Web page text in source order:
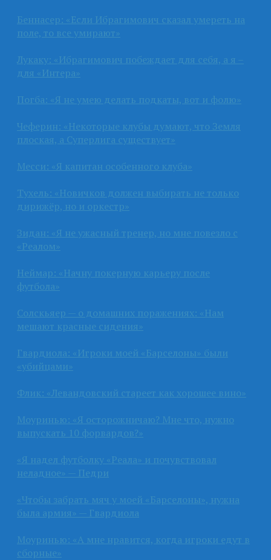
Беннасер: «Если Ибрагимович сказал умереть на
поле, то все умирают»
Лукаку: «Ибрагимович побеждает для себя, а я –
для «Интера»
Погба: «Я не умею делать подкаты, вот и фолю»
Чеферин: «Некоторые клубы думают, что Земля
плоская, а Суперлига существует»
Месси: «Я капитан особенного клуба»
Тухель: «Новичков должен выбирать не только
дирижёр, но и оркестр»
Зидан: «Я не ужасный тренер, но мне повезло с
«Реалом»
Неймар: «Начну покерную карьеру после
футбола»
Солскьяер — о домашних поражениях: «Нам
мешают красные сидения»
Гвардиола: «Игроки моей «Барселоны» были
«убийцами»
Флик: «Левандовский стареет как хорошее вино»
Моуринью: «Я осторожничаю? Мне что, нужно
выпускать 10 форвардов?»
«Я надел футболку «Реала» и почувствовал
неладное» — Педри
«Чтобы забрать мяч у моей «Барселоны», нужна
была армия» — Гвардиола
Моуринью: «А мне нравится, когда игроки едут в
сборные»